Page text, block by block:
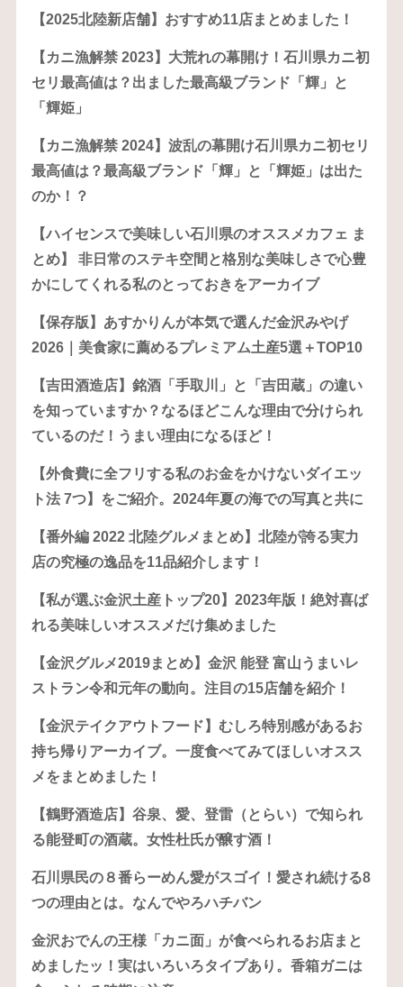
【2025北陸新店舗】おすすめ11店まとめました！
【カニ漁解禁 2023】大荒れの幕開け！石川県カニ初
セリ最高値は？出ました最高級ブランド「輝」と
「輝姫」
【カニ漁解禁 2024】波乱の幕開け石川県カニ初セリ
最高値は？最高級ブランド「輝」と「輝姫」は出た
のか！？
【ハイセンスで美味しい石川県のオススメカフェ ま
とめ】 非日常のステキ空間と格別な美味しさで心豊
かにしてくれる私のとっておきをアーカイブ
【保存版】あすかりんが本気で選んだ金沢みやげ
2026｜美食家に薦めるプレミアム土産5選＋TOP10
【吉田酒造店】銘酒「手取川」と「吉田蔵」の違い
を知っていますか？なるほどこんな理由で分けられ
ているのだ！うまい理由になるほど！
【外食費に全フリする私のお金をかけないダイエッ
ト法 7つ】をご紹介。2024年夏の海での写真と共に
【番外編 2022 北陸グルメまとめ】北陸が誇る実力
店の究極の逸品を11品紹介します！
【私が選ぶ金沢土産トップ20】2023年版！絶対喜ば
れる美味しいオススメだけ集めました
【金沢グルメ2019まとめ】金沢 能登 富山うまいレ
ストラン令和元年の動向。注目の15店舗を紹介！
【金沢テイクアウトフード】むしろ特別感があるお
持ち帰りアーカイブ。一度食べてみてほしいオスス
メをまとめました！
【鶴野酒造店】谷泉、愛、登雷（とらい）で知られ
る能登町の酒蔵。女性杜氏が醸す酒！
石川県民の８番らーめん愛がスゴイ！愛され続ける8
つの理由とは。なんでやろハチバン
金沢おでんの王様「カニ面」が食べられるお店まと
めましたッ！実はいろいろタイプあり。香箱ガニは